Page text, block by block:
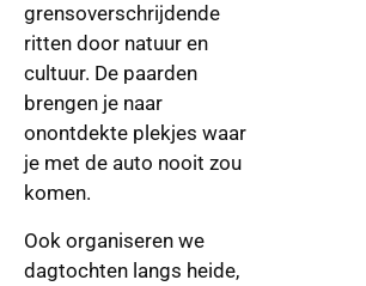
grensoverschrijdende
ritten door natuur en
cultuur. De paarden
brengen je naar
onontdekte plekjes waar
je met de auto nooit zou
komen.
Ook organiseren we
dagtochten langs heide,